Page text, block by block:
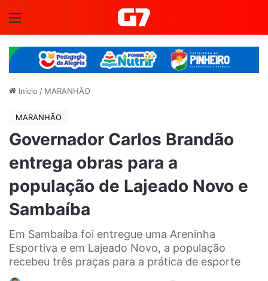
Início / MARANHÃO
MARANHÃO
Governador Carlos Brandão
entrega obras para a
população de Lajeado Novo e
Sambaíba
Em Sambaíba foi entregue uma Areninha
Esportiva e em Lajeado Novo, a população
recebeu três praças para a prática de esporte